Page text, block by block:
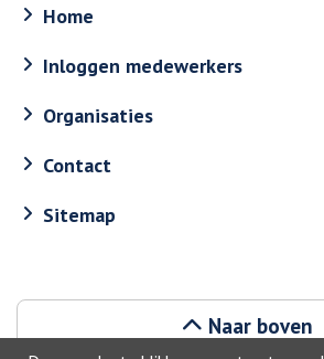
Home
Inloggen medewerkers
Organisaties
Contact
Sitemap
Naar boven